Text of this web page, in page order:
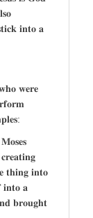
𝐢𝐧𝐭𝐨 𝐚
𝐰𝐡𝐨 𝐰𝐞𝐫𝐞
𝐭𝐡𝐢𝐧𝐠 𝐢𝐧𝐭𝐨
𝐚
𝐛𝐫𝐨𝐮𝐠𝐡𝐭